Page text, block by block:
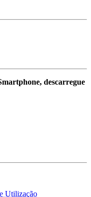
descarregue
Utilização